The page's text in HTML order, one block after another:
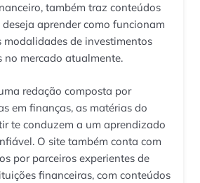
também traz conteúdos
aprender como funcionam
modalidades de investimentos
no mercado atualmente.
redação composta por
em finanças, as matérias do
te conduzem a um aprendizado
O site também conta com
por parceiros experientes de
financeiras, com conteúdos